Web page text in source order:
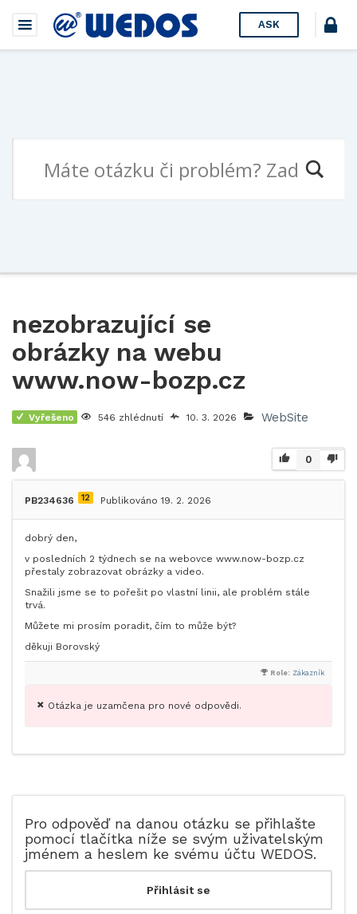
ASK
nezobrazující se
obrázky na webu
www.now-bozp.cz
Vyřešeno 546 zhlédnutí 10. 3. 2026 WebSite
0
PB234636 12 Publikováno 19. 2. 2026
dobrý den,
v posledních 2 týdnech se na webovce www.now-bozp.cz
přestaly zobrazovat obrázky a video.
Snažili jsme se to pořešit po vlastní linii, ale problém stále
trvá.
Můžete mi prosím poradit, čím to může být?
děkuji Borovský
Role: Zákazník
Otázka je uzamčena pro nové odpovědi.
Pro odpověď na danou otázku se přihlašte
pomocí tlačítka níže se svým uživatelským
jménem a heslem ke svému účtu WEDOS.